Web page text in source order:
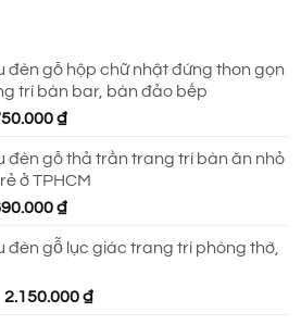
đèn gỗ hộp chữ nhật đứng thon gọn
trí bàn bar, bàn đảo bếp
₫.
₫Giá
tại
là:
750.000 ₫.
đèn gỗ thả trần trang trí bàn ăn nhỏ
ở TPHCM
₫Giá
tại
690.000 ₫.
đèn gỗ lục giác trang trí phòng thờ,
Giá
2.150.000₫Giá